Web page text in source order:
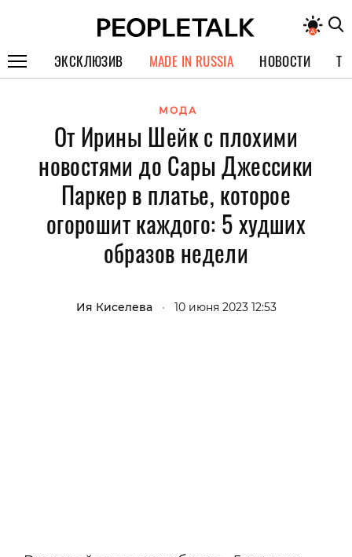
ЭКСКЛЮЗИВ
СПЕЦПРОЕКТЫ
ИНТЕРВЬЮ
ПОКОЛЕНИЕ
MADE IN RUSSIA НОВОСТИ
МОДА
От Ирины Шейк с плохими
новостями до Сары Джессики
Паркер в платье, которое
огорошит каждого: 5 худших
образов недели
Ия Киселева • 10 июня 2023 12:53